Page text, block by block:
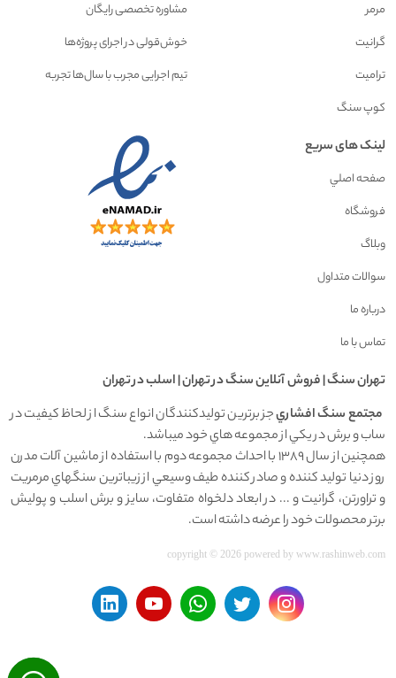
مرمر
گرانیت
ترامیت
کوپ سنگ
مشاوره تخصصی رایگان
خوش‌قولی در اجرای پروژه‌ها
تیم اجرایی مجرب با سال‌ها تجربه
لینک های سریع
صفحه اصلي
فروشگاه
وبلاگ
سوالات متداول
درباره ما
تماس با ما
تهران سنگ | فروش آنلاين سنگ در تهران | اسلب در تهران
مجتمع سنگ افشاريجز برترين توليدکنندگان انواع سنگ از لحاظ کيفيت در
ساب و برش در يکي از مجموعه هاي خود ميباشد.
همچنين از سال 1389 با احداث مجموعه دوم با استفاده از ماشين آلات مدرن
روز دنيا توليد کننده و صادر کننده طيف وسيعي از زيباترين سنگهاي مرمريت
و تراورتن، گرانيت و ... در ابعاد دلخواه متفاوت، سايز و برش اسلب و پوليش
برتر محصولات خود را عرضه داشته است.
copyright © 2026 powered by www.rashinweb.com